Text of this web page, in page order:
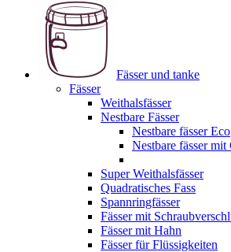
Fässer und tanke
Fässer
Weithalsfässer
Nestbare Fässer
Nestbare fässer Eco
Nestbare fässer
Super Weithalsfässer
Quadratisches Fass
Spannringfässer
Fässer mit
Fässer mit Hahn
Fässer für Flüssigkeiten